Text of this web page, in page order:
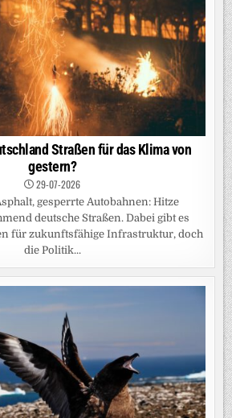
Straßen für das Klima von
gestern?
29-07-2026
gesperrte Autobahnen: Hitze
deutsche Straßen. Dabei gibt es
für zukunftsfähige Infrastruktur, doch
die Politik...